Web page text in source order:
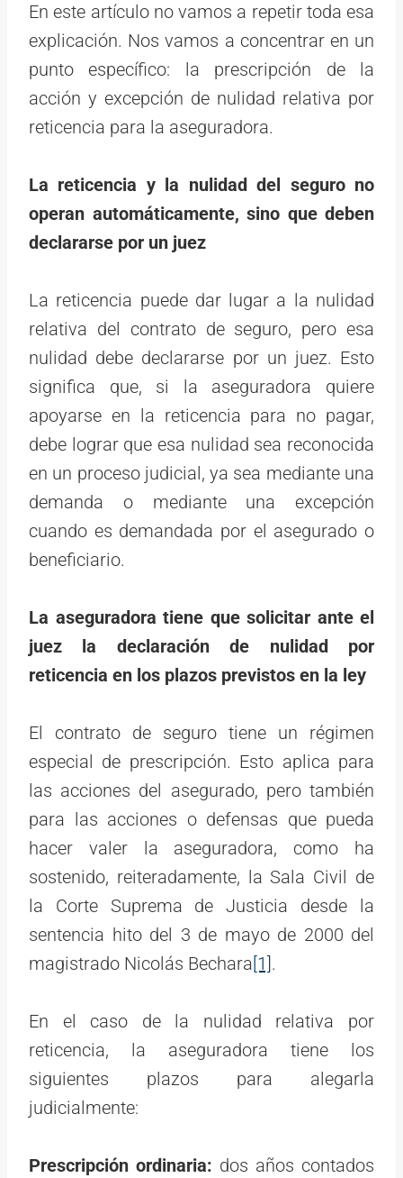
En este artículo no vamos a repetir toda esa
explicación. Nos vamos a concentrar en un
punto específico: la prescripción de la
acción y excepción de nulidad relativa por
reticencia para la aseguradora.
La reticencia y la nulidad del seguro no
operan automáticamente, sino que deben
declararse por un juez
La reticencia puede dar lugar a la nulidad
relativa del contrato de seguro, pero esa
nulidad debe declararse por un juez. Esto
significa que, si la aseguradora quiere
apoyarse en la reticencia para no pagar,
debe lograr que esa nulidad sea reconocida
en un proceso judicial, ya sea mediante una
demanda o mediante una excepción
cuando es demandada por el asegurado o
beneficiario.
La aseguradora tiene que solicitar ante el
juez la declaración de nulidad por
reticencia en los plazos previstos en la ley
El contrato de seguro tiene un régimen
especial de prescripción. Esto aplica para
las acciones del asegurado, pero también
para las acciones o defensas que pueda
hacer valer la aseguradora, como ha
sostenido, reiteradamente, la Sala Civil de
la Corte Suprema de Justicia desde la
sentencia hito del 3 de mayo de 2000 del
magistrado Nicolás Bechara[1].
En el caso de la nulidad relativa por
reticencia, la aseguradora tiene los
siguientes plazos para alegarla
judicialmente:
Prescripción ordinaria: dos años contados